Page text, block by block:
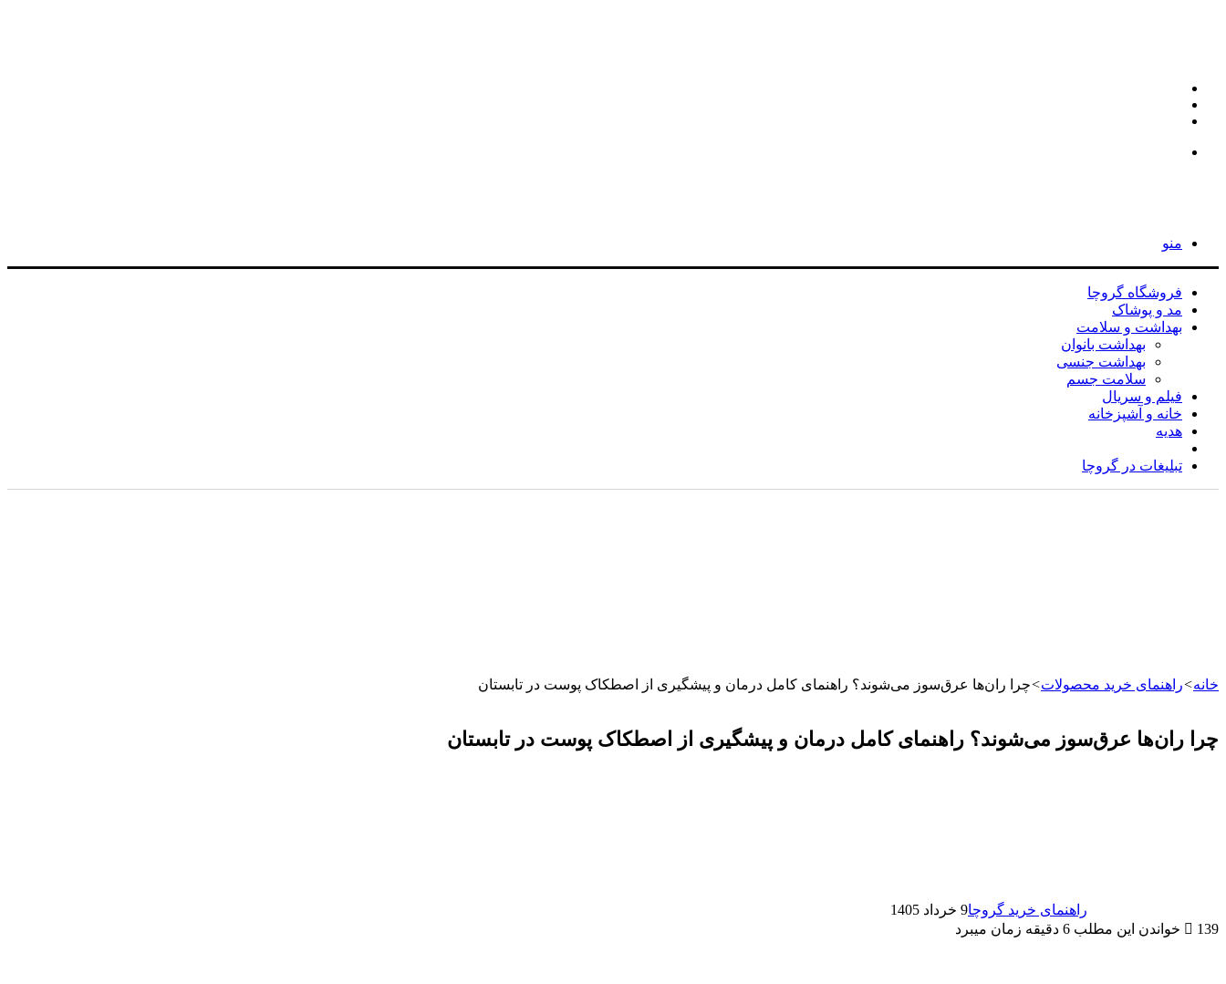
منو
فروشگاه گروچا
مد و پوشاک
بهداشت و سلامت
بهداشت بانوان
بهداشت جنسی
سلامت جسم
فیلم و سریال
خانه و آشپزخانه
هدیه
تبلیغات در گروچا
خانه>راهنمای خرید محصولات>چرا ران‌ها عرق‌سوز می‌شوند؟ راهنمای کامل درمان و پیشگیری از اصطکاک پوست در تابستان
چرا ران‌ها عرق‌سوز می‌شوند؟ راهنمای کامل درمان و پیشگیری از اصطکاک پوست در تابستان
راهنمای خرید گروچا9 خرداد 1405
139
خواندن این مطلب 6 دقیقه زمان میبرد